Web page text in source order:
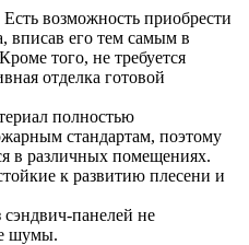
возможность приобрести
вписав его тем самым в
того, не требуется
отделка готовой
полностью
стандартам, поэтому
в различных помещениях.
к развитию плесени и
панелей не
шумы.